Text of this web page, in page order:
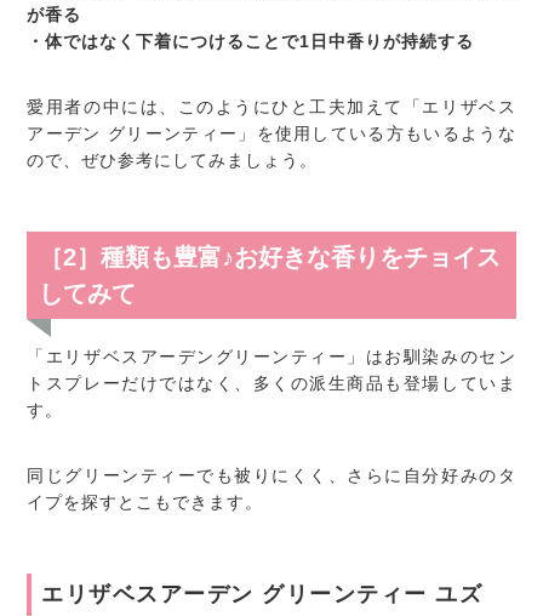
が香る
・体ではなく下着につけることで1日中香りが持続する
愛用者の中には、このようにひと工夫加えて「エリザベス
アーデン グリーンティー」を使用している方もいるような
ので、ぜひ参考にしてみましょう。
［2］種類も豊富♪お好きな香りをチョイス
してみて
「エリザベスアーデングリーンティー」はお馴染みのセン
トスプレーだけではなく、多くの派生商品も登場していま
す。
同じグリーンティーでも被りにくく、さらに自分好みのタ
イプを探すとこもできます。
エリザベスアーデン グリーンティー ユズ